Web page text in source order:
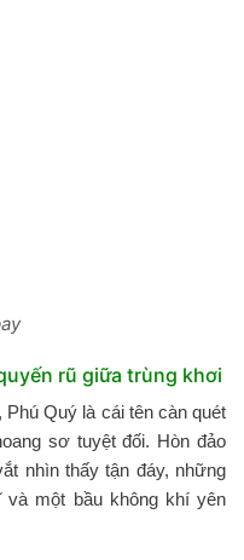
rũ giữa trùng khơi
Quý là cái tên càn quét
sơ tuyệt đối. Hòn đảo
nhìn thấy tận đáy, những
một bầu không khí yên